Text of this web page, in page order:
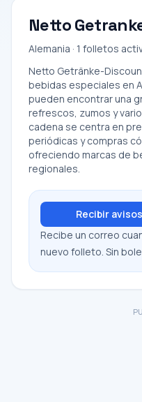
Netto
Alemania · 1 folletos
Netto Getränke-
bebidas especiales en
pueden encontrar una
refrescos, zumos y
cadena se centra en
periódicas y compras
ofreciendo marcas de
regionales.
Recibir
Recibe un correo
nuevo folleto. Sin